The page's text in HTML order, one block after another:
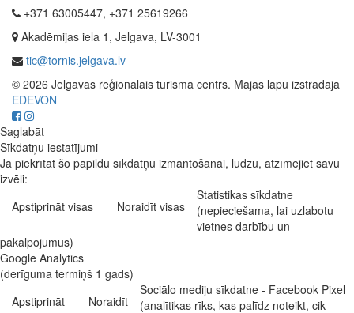
+371 63005447, +371 25619266
Akadēmijas iela 1, Jelgava, LV-3001
tic@tornis.jelgava.lv
© 2026 Jelgavas reģionālais tūrisma centrs. Mājas lapu izstrādāja
EDEVON
Saglabāt
Sīkdatņu iestatījumi
Ja piekrītat šo papildu sīkdatņu izmantošanai, lūdzu, atzīmējiet savu
izvēli:
Apstiprināt visas
Noraidīt visas
Statistikas sīkdatne
(nepieciešama, lai uzlabotu
vietnes darbību un
pakalpojumus)
Google Analytics
(derīguma termiņš 1 gads)
Apstiprināt
Noraidīt
Sociālo mediju sīkdatne - Facebook Pixel
(analītikas rīks, kas palīdz noteikt, cik